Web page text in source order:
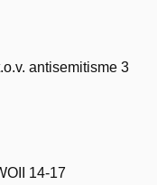
antisemitisme 3
14-17